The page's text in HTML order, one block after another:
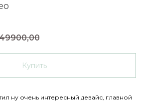
Купить
ну очень интересный девайс, главной